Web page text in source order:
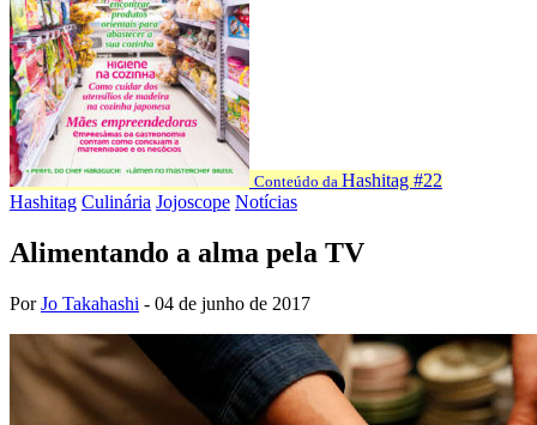
Conteúdo da Hashitag #22
Hashitag Culinária Jojoscope Notícias
Alimentando a alma pela TV
PorJo Takahashi - 04 de junho de 2017